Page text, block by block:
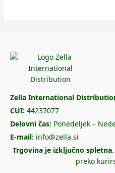
Zella International
CUI: 44237077
Delovni čas: Ponedeljek –
E-mail: info@zella.si
Trgovina je izključno spletna.
preko